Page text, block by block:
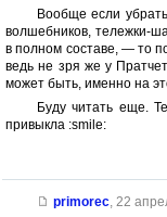
Вообще если
волшебников, тележки-
в полном составе, — то
ведь не зря же у
может быть, именно на
Буду читать еще.
привыкла :smile:
primorec, 22